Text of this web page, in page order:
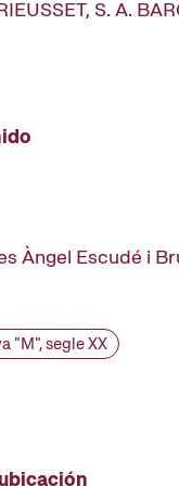
S. A.
Àngel Escudé i
"M", segle XX